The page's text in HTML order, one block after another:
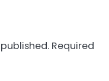
Required